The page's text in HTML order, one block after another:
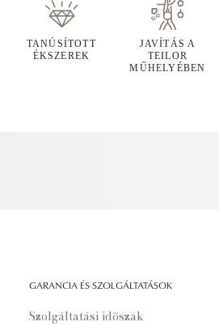
TANÚSÍTOTT
ÉKSZEREK
JAVÍTÁS A
TEILOR
MŰHELYÉBEN
GARANCIA ÉS SZOLGÁLTATÁSOK
Szolgáltatási időszak